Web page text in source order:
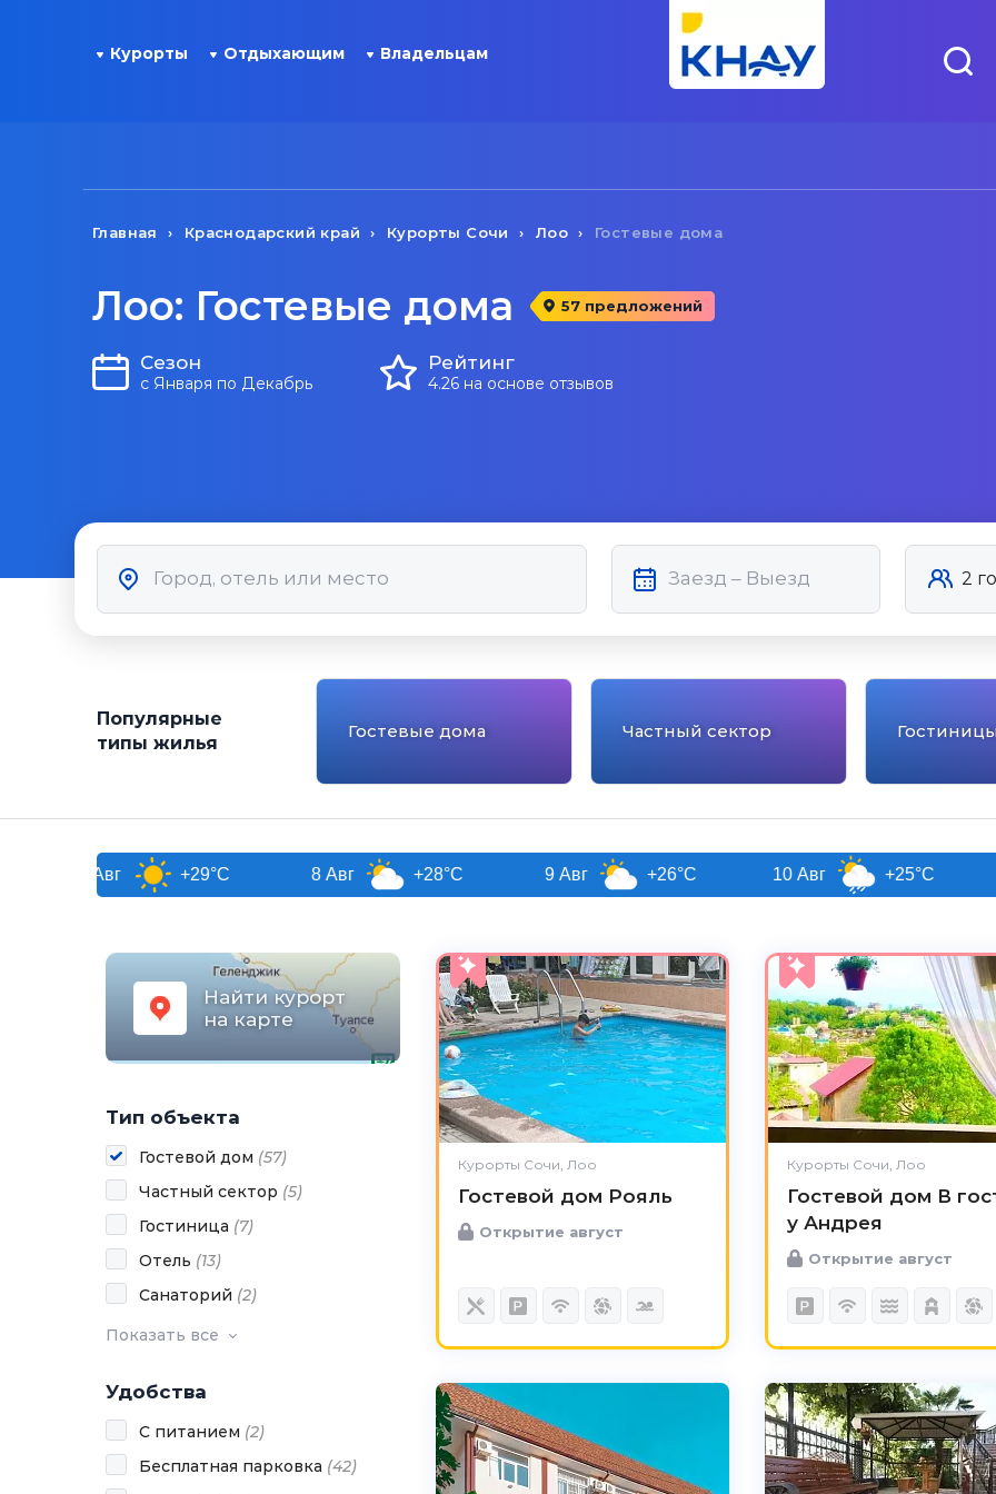
Курорты Отдыхающим Владельцам
Главная Краснодарский край Курорты Сочи Лоо Гостевые дома
Лоо: Гостевые дома 57 предложений
Сезон
с Января по Декабрь
Рейтинг
4.26 на основе отзывов
Популярные
типы жилья
Гостевые дома Частный сектор
+29°C 8 Авг +28°C 9 Авг +26°C 10 Авг +25°C 11 Авг
Найти курорт
на карте
Тип объекта
Гостевой дом (57)
Частный сектор (5)
Гостиница (7)
Отель (13)
Санаторий (2)
Показать все
Удобства
С питанием (2)
Бесплатная парковка (42)
Курорты Сочи, Лоо
Гостевой дом Рояль
Открытие август
Курорты Сочи, Лоо
Гостевой дом В
у Андрея
Открытие август
Чистота Великолепно
Комфорт Великолепно
Расположение Великолепно